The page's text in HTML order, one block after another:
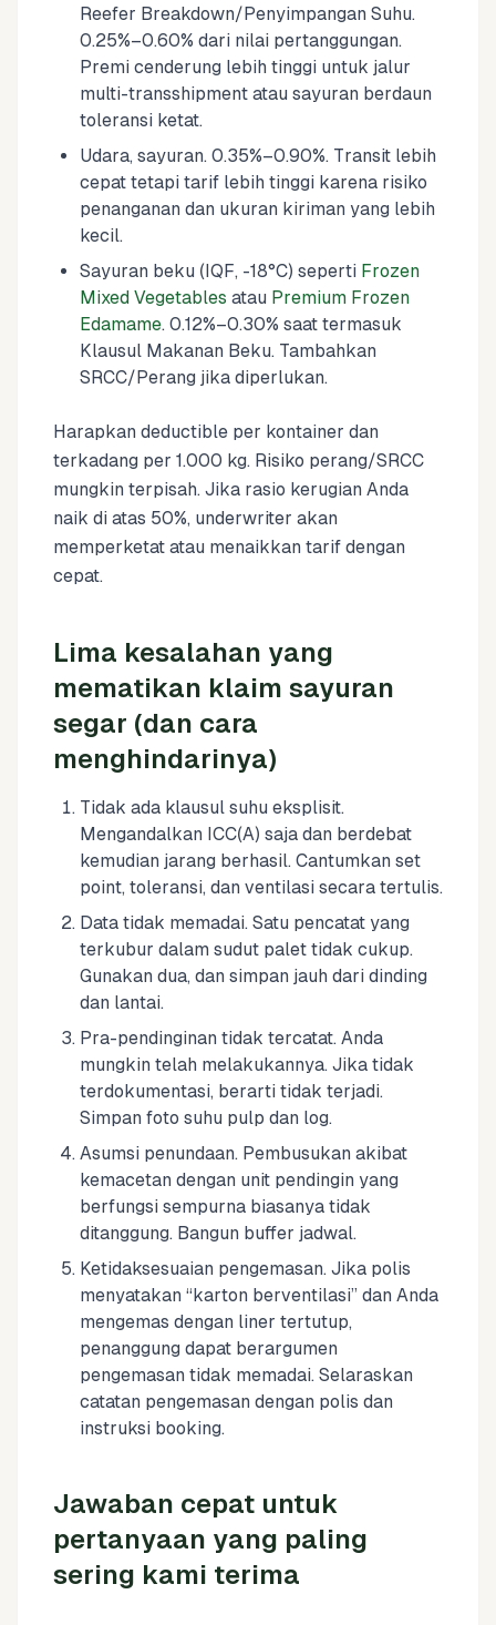
Reefer Breakdown/Penyimpangan Suhu.
0.25%–0.60% dari nilai pertanggungan.
Premi cenderung lebih tinggi untuk jalur
multi-transshipment atau sayuran berdaun
toleransi ketat.
Udara, sayuran. 0.35%–0.90%. Transit lebih
cepat tetapi tarif lebih tinggi karena risiko
penanganan dan ukuran kiriman yang lebih
kecil.
Sayuran beku (IQF, -18°C) seperti Frozen
Mixed Vegetables atau Premium Frozen
Edamame. 0.12%–0.30% saat termasuk
Klausul Makanan Beku. Tambahkan
SRCC/Perang jika diperlukan.
Harapkan deductible per kontainer dan
terkadang per 1.000 kg. Risiko perang/SRCC
mungkin terpisah. Jika rasio kerugian Anda
naik di atas 50%, underwriter akan
memperketat atau menaikkan tarif dengan
cepat.
Lima kesalahan yang
mematikan klaim sayuran
segar (dan cara
menghindarinya)
Tidak ada klausul suhu eksplisit.
Mengandalkan ICC(A) saja dan berdebat
kemudian jarang berhasil. Cantumkan set
point, toleransi, dan ventilasi secara tertulis.
Data tidak memadai. Satu pencatat yang
terkubur dalam sudut palet tidak cukup.
Gunakan dua, dan simpan jauh dari dinding
dan lantai.
Pra-pendinginan tidak tercatat. Anda
mungkin telah melakukannya. Jika tidak
terdokumentasi, berarti tidak terjadi.
Simpan foto suhu pulp dan log.
Asumsi penundaan. Pembusukan akibat
kemacetan dengan unit pendingin yang
berfungsi sempurna biasanya tidak
ditanggung. Bangun buffer jadwal.
Ketidaksesuaian pengemasan. Jika polis
menyatakan “karton berventilasi” dan Anda
mengemas dengan liner tertutup,
penanggung dapat berargumen
pengemasan tidak memadai. Selaraskan
catatan pengemasan dengan polis dan
instruksi booking.
Jawaban cepat untuk
pertanyaan yang paling
sering kami terima